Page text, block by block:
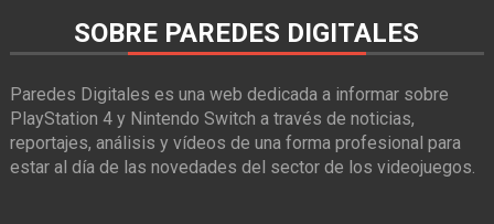
SOBRE PAREDES DIGITALES
Paredes Digitales es una web dedicada a informar sobre
PlayStation 4 y Nintendo Switch a través de noticias,
reportajes, análisis y vídeos de una forma profesional para
estar al día de las novedades del sector de los videojuegos.